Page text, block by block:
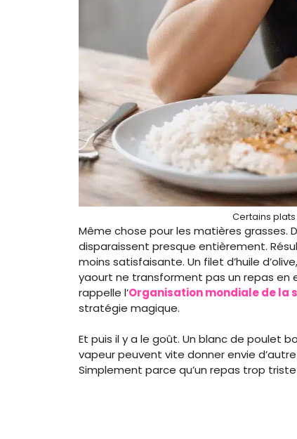
Certains
Même chose pour les matières grasses.
disparaissent presque entièrement.
moins satisfaisante. Un filet d’huile
yaourt ne transforment pas un repas en
rappelle l’Organisation mondiale de la
stratégie magique.
Et puis il y a le goût. Un blanc de poulet
vapeur peuvent vite donner envie
Simplement parce qu’un repas trop